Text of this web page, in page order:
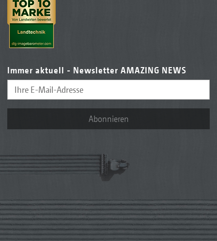
Immer aktuell - Newsletter AMAZING NEWS
Abonnieren